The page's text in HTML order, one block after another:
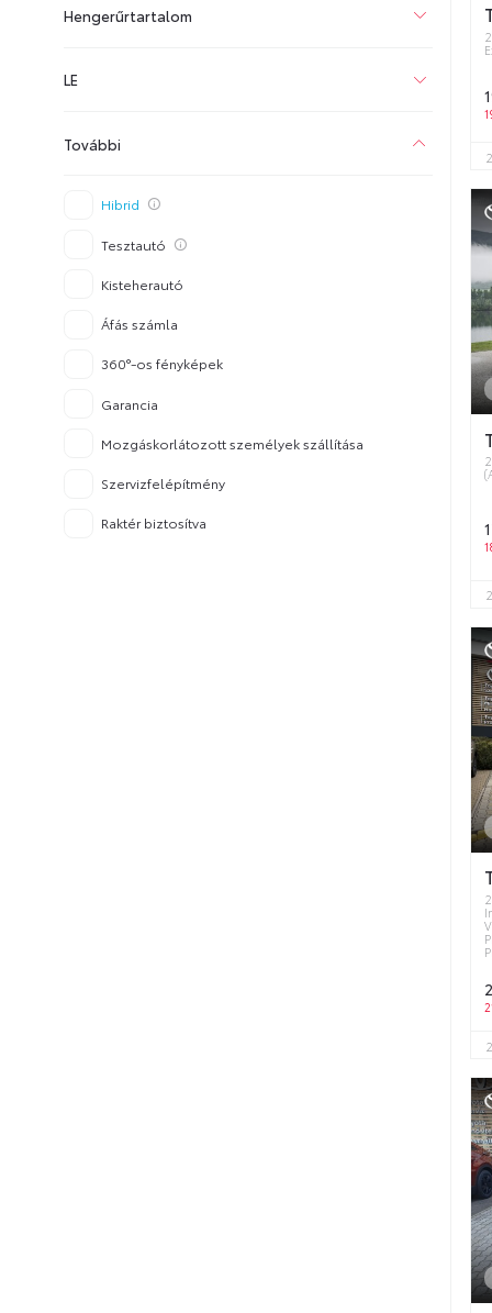
Hengerűrtartalom
LE
További
Hibrid
Tesztautó
Kisteherautó
Áfás számla
360°-os fényképek
Garancia
Mozgáskorlátozott személyek szállítása
Szervizfelépítmény
Raktér biztosítva